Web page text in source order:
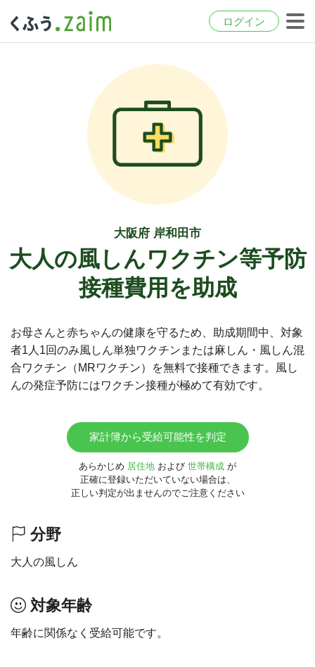
ログイン
大阪府 岸和田市
大人の風しんワクチン等予防
接種費用を助成
お母さんと赤ちゃんの健康を守るため、助成期間中、対象
者1人1回のみ風しん単独ワクチンまたは麻しん・風しん混
合ワクチン（MRワクチン）を無料で接種できます。風し
んの発症予防にはワクチン接種が極めて有効です。
家計簿から受給可能性を判定
あらかじめ 居住地 および 世帯構成 が
正確に登録いただいていない場合は、
正しい判定が出ませんのでご注意ください
分野
大人の風しん
対象年齢
年齢に関係なく受給可能です。